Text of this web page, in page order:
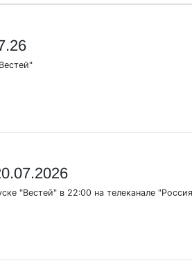
"Вестей" в 22:00 на телеканале